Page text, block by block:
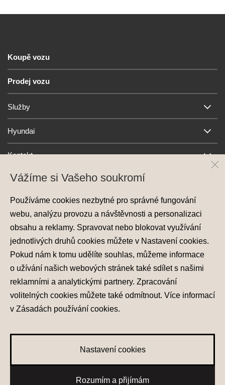
0
Koupě vozu
Prodej vozu
Služby
Hyundai
Kontakt
© 2026 Hyundai Motor Czech s.r.o.
Všechna práva vyhrazena
Ochrana osobních údajů
Nastavení cookies
Vážíme si Vašeho soukromí
Používáme cookies nezbytné pro správné fungování
webu, analýzu provozu a návštěvnosti a personalizaci
obsahu a reklamy. Spravovat nebo blokovat využívání
jednotlivých druhů cookies můžete v Nastavení cookies.
Pokud nám k tomu udělíte souhlas, můžeme informace
o užívání našich webových stránek také sdílet s našimi
reklamními a analytickými partnery. Zpracování
volitelných cookies můžete také odmítnout. Více informací
v Zásadách používání cookies.
Nastavení cookies
Rozumím a přijímám